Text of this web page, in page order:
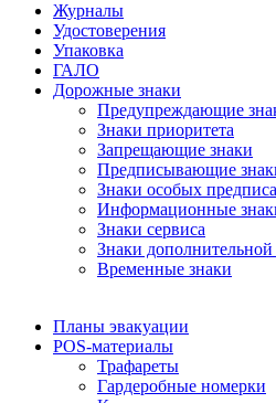
Журналы
Удостоверения
Упаковка
ГАЛО
Дорожные знаки
Предупреждающие
Знаки приоритета
Запрещающие знаки
Предписывающие
Знаки особых
Информационные
Знаки сервиса
Знаки
Временные знаки
Планы эвакуации
POS-материалы
Трафареты
Гардеробные номерки